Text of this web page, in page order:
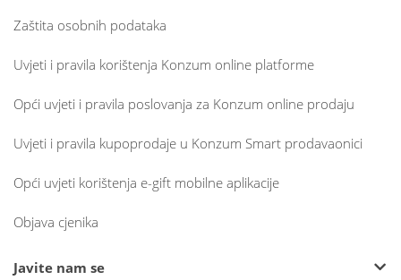
Zaštita osobnih podataka
Uvjeti i pravila korištenja Konzum online platforme
Opći uvjeti i pravila poslovanja za Konzum online prodaju
Uvjeti i pravila kupoprodaje u Konzum Smart prodavaonici
Opći uvjeti korištenja e-gift mobilne aplikacije
Objava cjenika
Javite nam se